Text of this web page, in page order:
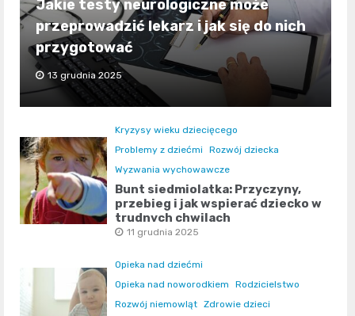
Jakie testy neurologiczne może
przeprowadzić lekarz i jak się do nich
przygotować
13 grudnia 2025
Kryzysy wieku dziecięcego
Problemy z dziećmi
Rozwój dziecka
Wyzwania wychowawcze
Bunt siedmiolatka: Przyczyny,
przebieg i jak wspierać dziecko w
trudnych chwilach
11 grudnia 2025
Opieka nad dziećmi
Opieka nad noworodkiem
Rodzicielstwo
Rozwój niemowląt Zdrowie dzieci